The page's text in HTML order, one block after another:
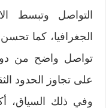
التواصل وتبسط
الجغرافيا، كما
تواصل واضح من
على تجاوز الحدود
وفي ذلك السياق،